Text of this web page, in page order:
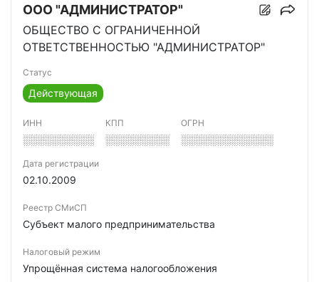
ООО "АДМИНИСТРАТОР"
ОБЩЕСТВО С ОГРАНИЧЕННОЙ
ОТВЕТСТВЕННОСТЬЮ "АДМИНИСТРАТОР"
Статус
Действующая
ИНН
░░░░░░░░░░
КПП
░░░░░░░░░
ОГРН
░░░░░░░░░░░░░
Дата регистрации
02.10.2009
Реестр СМиСП
Субъект малого предпринимательства
Налоговый режим
Упрощённая система налогообложения